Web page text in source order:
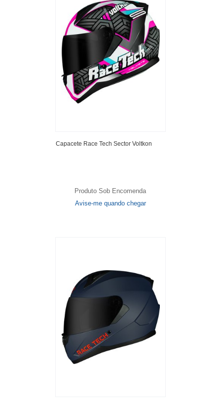
Capacete Race Tech Sector Voltkon
Produto Sob Encomenda
Avise-me quando chegar